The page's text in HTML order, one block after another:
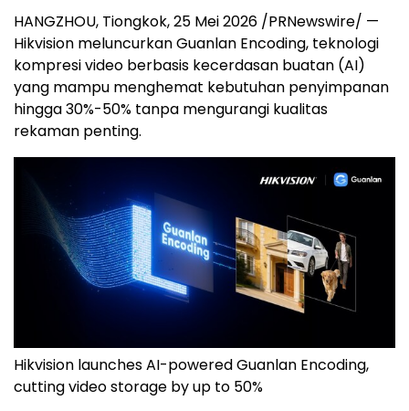
HANGZHOU, Tiongkok, 25 Mei 2026 /PRNewswire/ —
Hikvision meluncurkan Guanlan Encoding, teknologi
kompresi video berbasis kecerdasan buatan (AI)
yang mampu menghemat kebutuhan penyimpanan
hingga 30%-50% tanpa mengurangi kualitas
rekaman penting.
Hikvision launches AI-powered Guanlan Encoding,
cutting video storage by up to 50%